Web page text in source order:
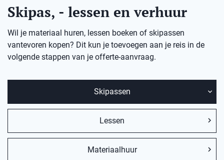
Skipas, - lessen en verhuur
Wil je materiaal huren, lessen boeken of skipassen
vantevoren kopen? Dit kun je toevoegen aan je reis in de
volgende stappen van je offerte-aanvraag.
Skipassen
Lessen
Materiaalhuur